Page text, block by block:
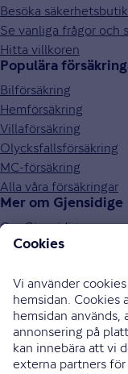
Besöka
Se vanliga frågor och
Hitta villkoren
Populära
Bilförsäkring
Hemförsäkring
Villaförsäkring
Olycksfallsförsäkring
MC-försäkring
Alla våra försäkringar
Mer om Gjensidige
Om Gjensidige
Jobba hos oss
Press och media
Investor relations
Samarbetspartners
0771-326 326
Bli uppringd